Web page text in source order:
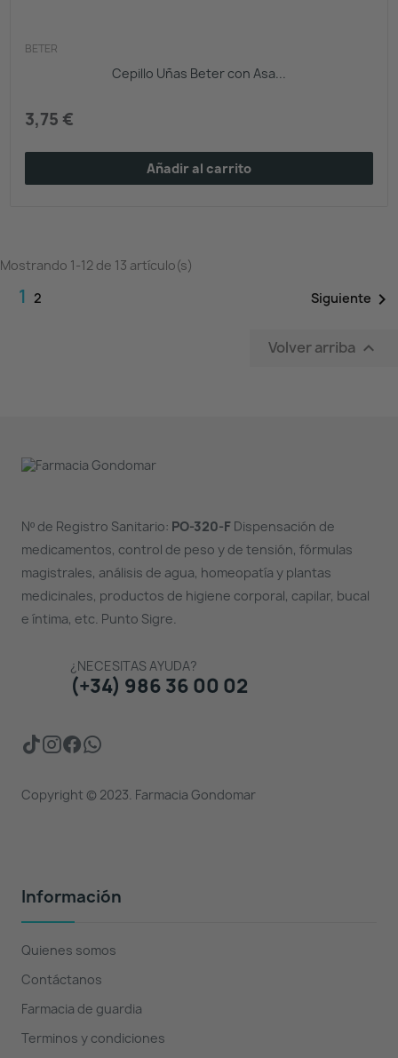
BETER
Cepillo Uñas Beter con Asa...
3,75 €
Añadir al carrito
Mostrando 1-12 de 13 artículo(s)
1 2 Siguiente 
Volver arriba 
Nº de Registro Sanitario: PO-320-FDispensación de
medicamentos, control de peso y de tensión, fórmulas
magistrales, análisis de agua, homeopatía y plantas
medicinales, productos de higiene corporal, capilar, bucal
e íntima, etc. Punto Sigre.
¿NECESITAS AYUDA?
(+34) 986 36 00 02
Copyright © 2023. Farmacia Gondomar
Información
Quienes somos
Contáctanos
Farmacia de guardia
Terminos y condiciones